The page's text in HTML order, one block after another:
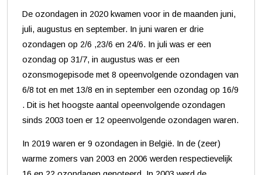
De ozondagen in 2020 kwamen voor in de maanden juni,
juli, augustus en september. In juni waren er drie
ozondagen op 2/6 ,23/6 en 24/6. In juli was er een
ozondag op 31/7, in augustus was er een
ozonsmogepisode met 8 opeenvolgende ozondagen van
6/8 tot en met 13/8 en in september een ozondag op 16/9
. Dit is het hoogste aantal opeenvolgende ozondagen
sinds 2003 toen er 12 opeenvolgende ozondagen waren.
In 2019 waren er 9 ozondagen in België. In de (zeer)
warme zomers van 2003 en 2006 werden respectievelijk